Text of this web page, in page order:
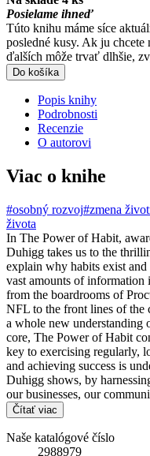
Posielame ihneď
Túto knihu máme síce
posledné kusy. Ak ju
ďalších môže trvať dlhšie,
Do košíka
Popis knihy
Podrobnosti
Recenzie
O autorovi
Viac o knihe
#osobný rozvoj#zmena
života
In The Power of Habit,
Duhigg takes us to the
explain why habits exist
vast amounts of information
from the boardrooms of
NFL to the front lines of the
a whole new understanding
core, The Power of Habit
key to exercising regularly,
and achieving success is
Duhigg shows, by
our businesses, our
Čítať viac
Naše katalógové číslo
2988979